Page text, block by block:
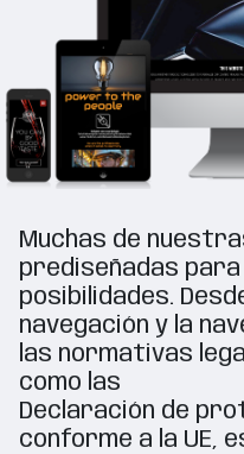
Muchas de
prediseñadas
posibilidades.
navegación y la
las normativas
como las
Declaración de
conforme a la UE,